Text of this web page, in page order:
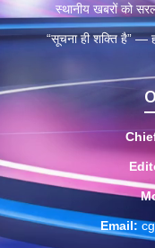
स्थानीय खबरों को
“सूचना ही शक्ति है” —
Email: